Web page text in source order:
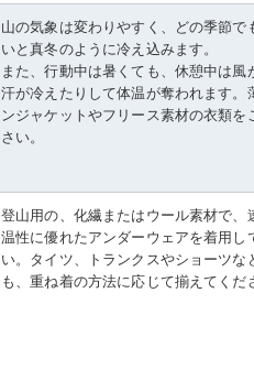
山の気象は変わりやすく、どの季節で
いと真冬のように冷え込みます。
また、行動中は暑くても、休憩中は風
汗が冷えたりして体温が奪われます。
ンジャケットやフリース素材の衣類を
さい。
登山用の、化繊またはウール素材で、
温性に優れたアンダーウェアを着用し
い。タイツ、トランクスやショーツな
も、重ね着の方法に応じて揃えてくだ